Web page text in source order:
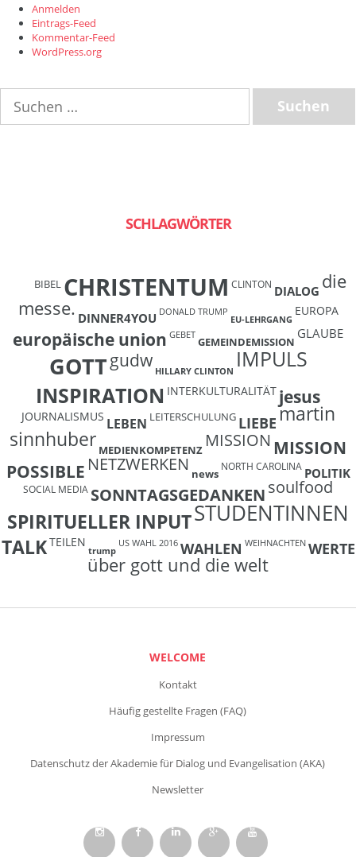
Anmelden
Eintrags-Feed
Kommentar-Feed
WordPress.org
nach:
SCHLAGWÖRTER
BIBEL CHRISTENTUM CLINTON DIALOG die
messe. DINNER4YOU DONALD TRUMP
EU-LEHRGANG
EUROPA
europäische union GEBET GEMEINDEMISSION
GLAUBE
GOTTgudw HILLARY CLINTON IMPULS
INSPIRATION INTERKULTURALITÄT jesus
JOURNALISMUS LEBEN LEITERSCHULUNG LIEBEmartin
sinnhuber MEDIENKOMPETENZ MISSION MISSION
POSSIBLE NETZWERKEN news
NORTH CAROLINA POLITIK
SOCIAL MEDIA SONNTAGSGEDANKENsoulfood
SPIRITUELLER INPUTSTUDENTINNEN
TALKTEILEN
trump
US WAHL 2016 WAHLEN WEIHNACHTEN WERTE
über gott und die welt
WELCOME
Kontakt
Häufig gestellte Fragen (FAQ)
Impressum
Datenschutz der Akademie für Dialog und Evangelisation (AKA)
Newsletter